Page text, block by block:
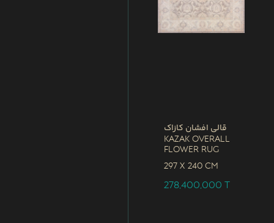
قالی افشان کازاک
Kazak Overall
Flower Rug
297 x 240 CM
278,400,000T